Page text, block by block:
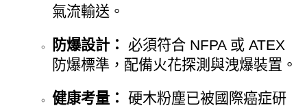
氣流輸送。
防爆設計：
必須符合 NFPA 或 ATEX
防爆標準，配備火花探測與洩爆裝置。
健康考量：
硬木粉塵已被國際癌症研